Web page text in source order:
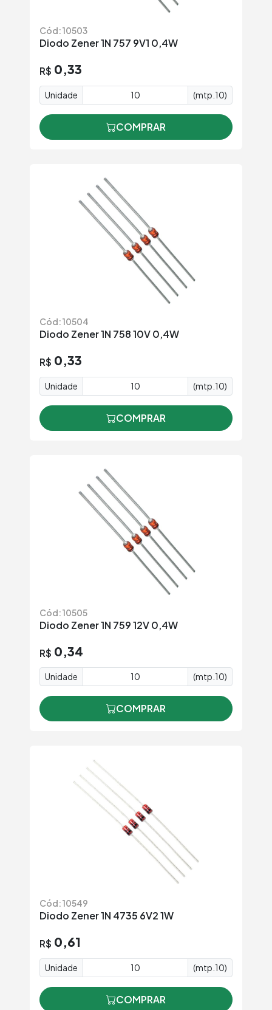
Cód: 10503
Diodo Zener 1N 757 9V1 0,4W
R$ 0,33
Unidade (mtp.10)
COMPRAR
Cód: 10504
Diodo Zener 1N 758 10V 0,4W
R$ 0,33
Unidade (mtp.10)
COMPRAR
Cód: 10505
Diodo Zener 1N 759 12V 0,4W
R$ 0,34
Unidade (mtp.10)
COMPRAR
Cód: 10549
Diodo Zener 1N 4735 6V2 1W
R$ 0,61
Unidade (mtp.10)
COMPRAR